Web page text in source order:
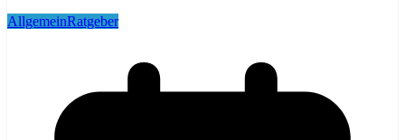
AllgemeinRatgeber